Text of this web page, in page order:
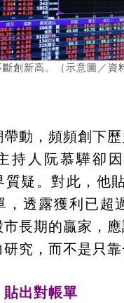
創新高。（示意圖／資
動，頻頻創下
持人阮慕驊卻
質疑。對此，他
，透露獲利已超
長期的贏家，
究，而不是只靠
出對帳單